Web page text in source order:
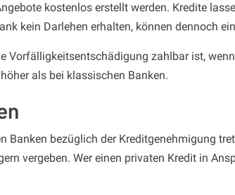
kostenlos erstellt werden. Kredite
kein Darlehen erhalten, können dennoch
Vorfälligkeitsentschädigung zahlbar ist,
als bei klassischen Banken.
Banken bezüglich der Kreditgenehmigung
vergeben. Wer einen privaten Kredit in